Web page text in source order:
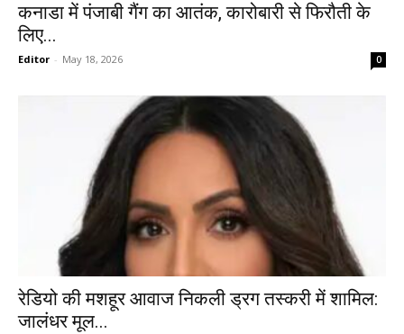
कनाडा में पंजाबी गैंग का आतंक, कारोबारी से फिरौती के
लिए...
Editor - May 18, 2026 0
रेडियो की मशहूर आवाज निकली ड्रग तस्करी में शामिल:
जालंधर मूल...